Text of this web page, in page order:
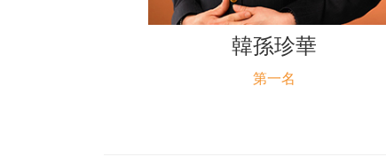
韓孫珍華
第一名